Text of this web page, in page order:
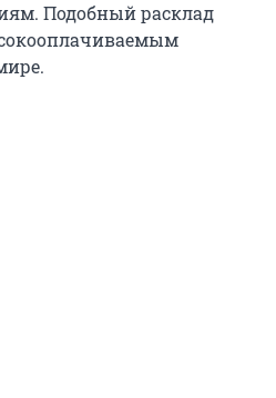
Подобный расклад